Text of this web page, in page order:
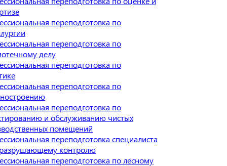
переподготовка по
переподготовка по
делу
переподготовка по
переподготовка по
переподготовка по
и обслуживанию чистых
помещений
переподготовка специалиста
контролю
переподготовка по лесному